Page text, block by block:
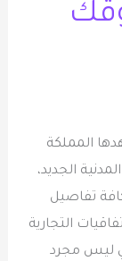
المملكة
الجديد،
تفاصيل
التجارية
ليس مجرد